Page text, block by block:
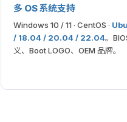
多 OS 系统支持
Windows 10 / 11 · CentOS ·
/ 18.04 / 20.04 / 22.04。
义、Boot LOGO、OEM 品牌。